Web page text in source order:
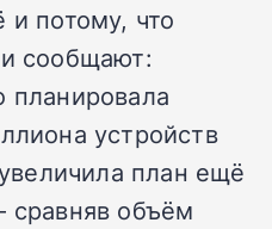
потому, что
сообщают:
планировала
устройств
план ещё
объём